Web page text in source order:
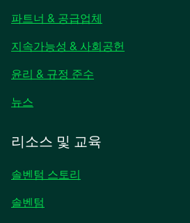
에
서
림
파트너 & 공급업체
지속가능성 & 사회공헌
윤리 & 규정 준수
뉴스
에
서
열
림
리소스 및 교육
솔벤텀 스토리
솔벤텀